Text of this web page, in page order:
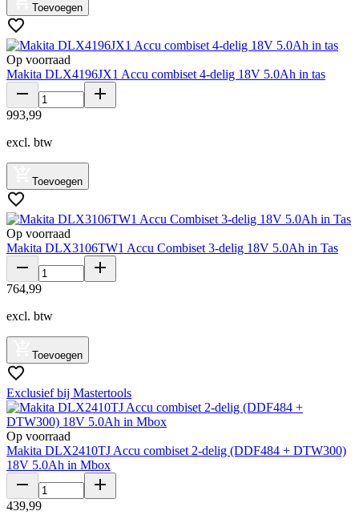
Toevoegen
Op voorraad
Makita DLX4196JX1 Accu combiset 4-delig 18V 5.0Ah in tas
993,99
excl. btw
Toevoegen
Op voorraad
Makita DLX3106TW1 Accu Combiset 3-delig 18V 5.0Ah in Tas
764,99
excl. btw
Toevoegen
Exclusief bij Mastertools
Op voorraad
Makita DLX2410TJ Accu combiset 2-delig (DDF484 + DTW300)
18V 5.0Ah in Mbox
439,99